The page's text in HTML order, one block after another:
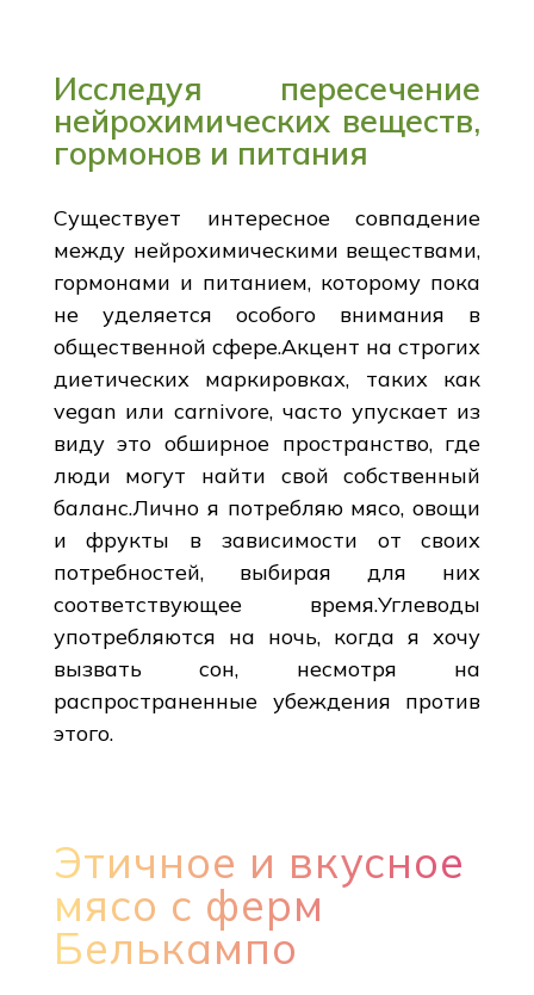
Исследуя пересечение
нейрохимических веществ,
гормонов и питания
Существует интересное совпадение
между нейрохимическими веществами,
гормонами и питанием, которому пока
не уделяется особого внимания в
общественной сфере.Акцент на строгих
диетических маркировках, таких как
vegan или carnivore, часто упускает из
виду это обширное пространство, где
люди могут найти свой собственный
баланс.Лично я потребляю мясо, овощи
и фрукты в зависимости от своих
потребностей, выбирая для них
соответствующее время.Углеводы
употребляются на ночь, когда я хочу
вызвать сон, несмотря на
распространенные убеждения против
этого.
Этичное и вкусное
мясо с ферм
Белькампо